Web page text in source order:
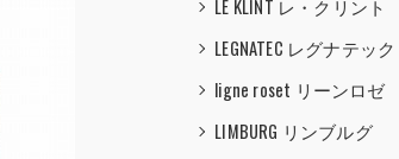
LE KLINT レ・クリント
LEGNATEC レグナテック
ligne roset リーンロゼ
LIMBURG リンブルグ